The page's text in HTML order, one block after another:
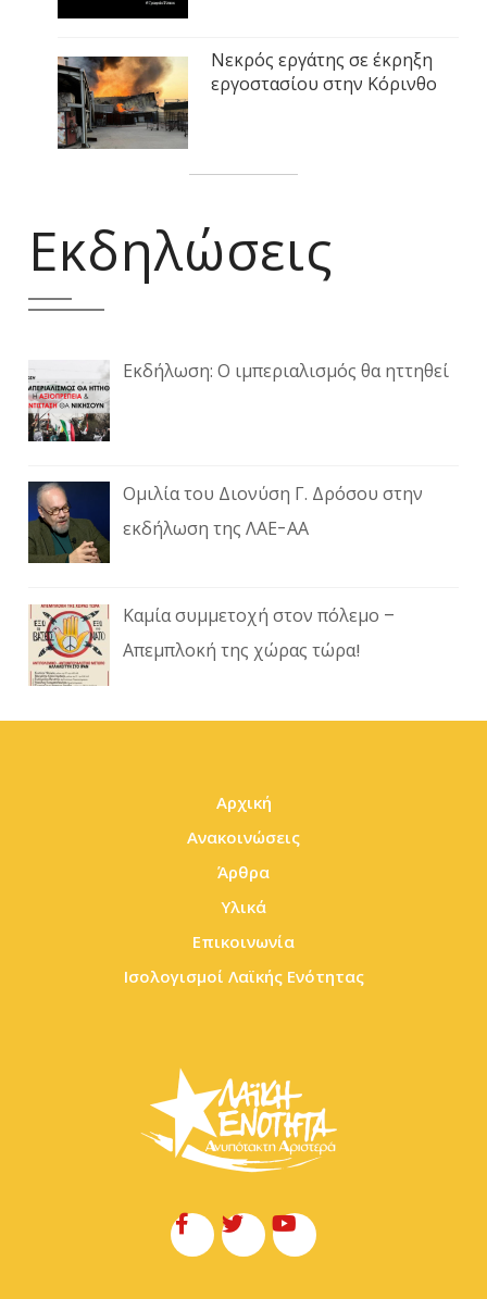
Νεκρός εργάτης σε έκρηξη
εργοστασίου στην Κόρινθο
Εκδηλώσεις
Εκδήλωση: Ο ιμπεριαλισμός θα ηττηθεί
Ομιλία του Διονύση Γ. Δρόσου στην
εκδήλωση της ΛΑΕ-ΑΑ
Καμία συμμετοχή στον πόλεμο –
Απεμπλοκή της χώρας τώρα!
Αρχική
Ανακοινώσεις
Άρθρα
Υλικά
Επικοινωνία
Ισολογισμοί Λαϊκής Ενότητας